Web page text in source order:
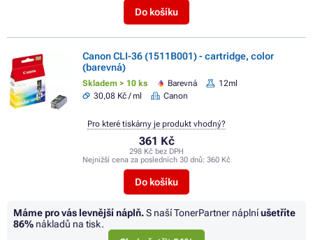
Do košíku
Canon CLI-36 (1511B001) - cartridge, color
(barevná)
Skladem > 10 ks Barevná
12ml
30,08 Kč / ml
Canon
361 Kč
298 Kč bez DPH
Nejnižší cena za posledních 30 dnů: 360 Kč
Do košíku
Pro které tiskárny je produkt vhodný?
Máme pro vás levnější náplň.S naší TonerPartner náplníušetříte
86% nákladů na tisk.